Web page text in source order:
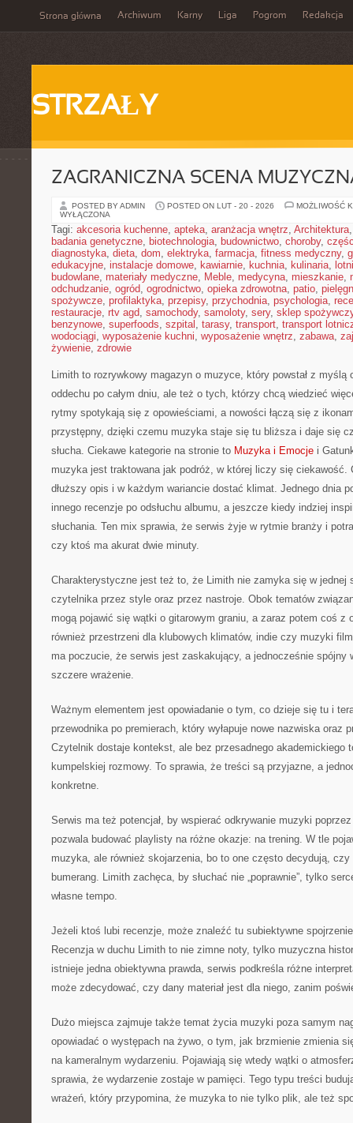
Strona główna Archiwum Karny Liga Pogrom Redakcja
STRZAŁY
ZAGRANICZNA SCENA
POSTED BY ADMIN POSTED ON LUT - 20 - 2026
MOŻLIWOŚĆ
WYŁĄCZONA
Tagi: akcesoria kuchenne, apteka, aranżacja wnętrz, Architektura
badania genetyczne, biotechnologia, budownictwo, choroby,
diagnostyka, dieta, dom, elektryka, farmacja, fitness medyczny,
edukacyjne, instalacje domowe, kawiarnie, kuchnia, kulinaria,
budowlane, materiały medyczne, Meble, medycyna, mieszkanie,
odchudzanie, ogród, ogrodnictwo, opieka zdrowotna, patio,
spożywcze, profilaktyka, przepisy, przychodnia, psychologia,
restauracje, rtv agd, samochody, samoloty, sery, sklep
benzynowe, superfoods, szpital , tarasy, transport, transport
wodociągi, wyposażenie kuchni, wyposażenie wnętrz, zabawa,
żywienie, zdrowie
Limith to rozrywkowy magazyn o muzyce, który powstał z
oddechu po całym dniu, ale też o tych, którzy chcą wiedzieć
rytmy spotykają się z opowieściami, a nowości łączą się z
przystępny, dzięki czemu muzyka staje się tu bliższa i daje się
słucha. Ciekawe kategorie na stronie to Muzyka i Emocje i
muzyka jest traktowana jak podróż, w której liczy się ciekawość.
dłuższy opis i w każdym wariancie dostać klimat. Jednego dnia
innego recenzje po odsłuchu albumu, a jeszcze kiedy indziej
słuchania. Ten mix sprawia, że serwis żyje w rytmie branży i
czy ktoś ma akurat dwie minuty.
Charakterystyczne jest też to, że Limith nie zamyka się w jednej
czytelnika przez style oraz przez nastroje. Obok tematów
mogą pojawić się wątki o gitarowym graniu, a zaraz potem coś z
również przestrzeni dla klubowych klimatów, indie czy muzyki
ma poczucie, że serwis jest zaskakujący, a jednocześnie spójny
szczere wrażenie.
Ważnym elementem jest opowiadanie o tym, co dzieje się tu i
przewodnika po premierach, który wyłapuje nowe nazwiska oraz
Czytelnik dostaje kontekst, ale bez przesadnego akademickiego
kumpelskiej rozmowy. To sprawia, że treści są przyjazne, a
konkretne.
Serwis ma też potencjał, by wspierać odkrywanie muzyki
pozwala budować playlisty na różne okazje: na trening. W tle
muzyka, ale również skojarzenia, bo to one często decydują, czy
bumerang. Limith zachęca, by słuchać nie „poprawnie”, tylko
własne tempo.
Jeżeli ktoś lubi recenzje, może znaleźć tu subiektywne
Recenzja w duchu Limith to nie zimne noty, tylko muzyczna
istnieje jedna obiektywna prawda, serwis podkreśla różne
może zdecydować, czy dany materiał jest dla niego, zanim
Dużo miejsca zajmuje także temat życia muzyki poza samym
opowiadać o występach na żywo, o tym, jak brzmienie zmienia
na kameralnym wydarzeniu. Pojawiają się wtedy wątki o
sprawia, że wydarzenie zostaje w pamięci. Tego typu treści
wrażeń, który przypomina, że muzyka to nie tylko plik, ale też